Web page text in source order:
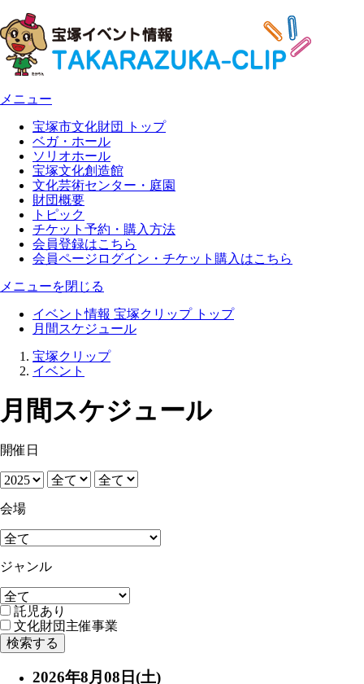
メニュー
宝塚市文化財団 トップ
ベガ・ホール
ソリオホール
宝塚文化創造館
文化芸術センター・庭園
財団概要
トピック
チケット予約・購入方法
会員登録はこちら
会員ページログイン・チケット購入はこちら
メニューを閉じる
イベント情報 宝塚クリップ トップ
月間スケジュール
宝塚クリップ
イベント
月間スケジュール
開催日
会場
ジャンル
託児あり
文化財団主催事業
2026年8月08日(土)